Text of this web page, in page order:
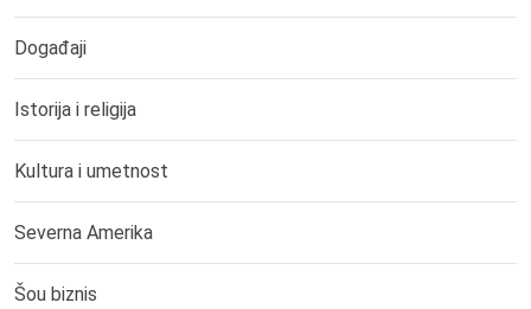
Događaji
Istorija i religija
Kultura i umetnost
Severna Amerika
Šou biznis